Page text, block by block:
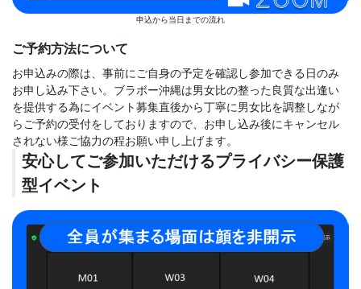
申込から当日までの流れ
ご予約方法について
お申込みの際は、事前にご自身の予定を確認し参加できる日のみ
お申し込み下さい。ブラボー沖縄は男女比の整った良質な出逢い
を提供する為にイベント募集直後から丁寧に男女比を調整しなが
らご予約の受付をしておりますので、お申し込み後にキャンセル
されない様ご協力の程お願い申し上げます。
安心してご参加いただけるプライバシー保護
型イベント